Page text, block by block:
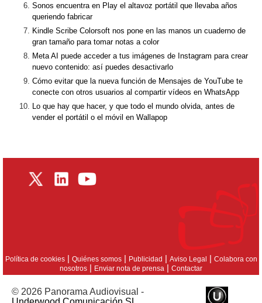
Sonos encuentra en Play el altavoz portátil que llevaba años
queriendo fabricar
Kindle Scribe Colorsoft nos pone en las manos un cuaderno de
gran tamaño para tomar notas a color
Meta AI puede acceder a tus imágenes de Instagram para crear
nuevo contenido: así puedes desactivarlo
Cómo evitar que la nueva función de Mensajes de YouTube te
conecte con otros usuarios al compartir vídeos en WhatsApp
Lo que hay que hacer, y que todo el mundo olvida, antes de
vender el portátil o el móvil en Wallapop
Política de cookies| Quiénes somos| Publicidad | Aviso Legal | Colabora con
nosotros | Enviar nota de prensa | Contactar
© 2026 Panorama Audiovisual -